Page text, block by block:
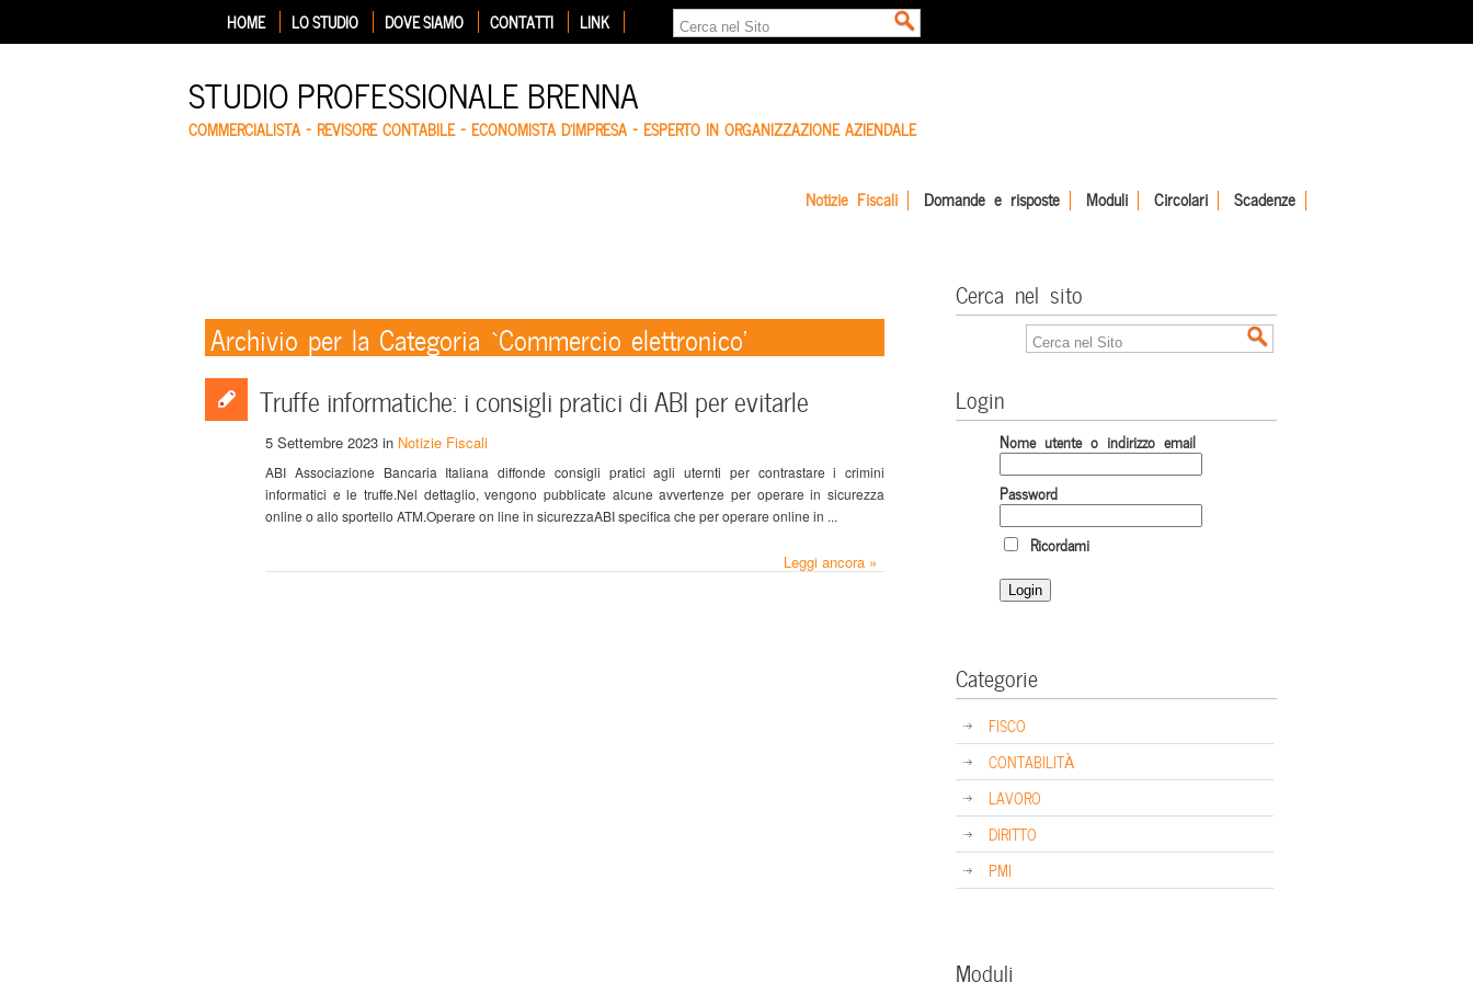
HOME LO STUDIO DOVE SIAMO CONTATTI LINK
STUDIO PROFESSIONALE BRENNA
COMMERCIALISTA – REVISORE CONTABILE – ECONOMISTA D'IMPRESA – ESPERTO IN ORGANIZZAZIONE AZIENDALE
Notizie Fiscali Domande e risposte Moduli Circolari Scadenze
Archivio per la Categoria ‘Commercio elettronico’
Truffe informatiche: i consigli pratici di ABI per evitarle
5 Settembre 2023 in Notizie Fiscali
ABI Associazione Bancaria Italiana diffonde consigli pratici agli uternti per contrastare i crimini
informatici e le truffe.Nel dettaglio, vengono pubblicate alcune avvertenze per operare in sicurezza
online o allo sportello ATM.Operare on line in sicurezzaABI specifica che per operare online in ...
Leggi ancora »
Cerca nel sito
Login
Nome utente o indirizzo email
Password
Ricordami
Categorie
FISCO
CONTABILITÀ
LAVORO
DIRITTO
PMI
Moduli